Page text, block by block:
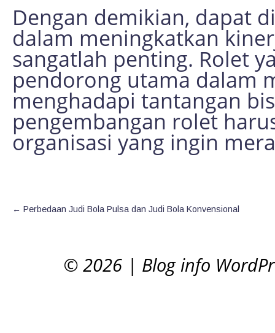
Dengan demikian, dapat
dalam meningkatkan
sangatlah penting. Rolet
pendorong utama dalam
menghadapi tantangan
pengembangan rolet
organisasi yang ingin
← Perbedaan Judi Bola Pulsa dan Judi Bola Konvensional
© 2026 | Blog info